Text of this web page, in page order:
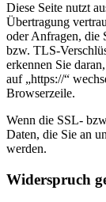
Diese Seite nutzt
Übertragung
oder Anfragen, die
bzw. TLS-
erkennen Sie
auf „https://“
Browserzeile.
Wenn die SSL-
Daten, die Sie an
werden.
Widerspruch